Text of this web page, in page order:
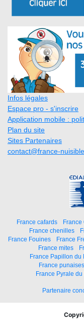
Infos légales
Espace pro - s'inscrire
Application mobile :
Plan du site
Sites Partenaires
contact@france-
France cafards France
France chenilles
France Fouines
France
France mites
France Papillon du
France punaises
France Pyrale du
Partenaire